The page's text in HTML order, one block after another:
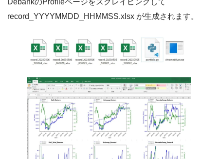
DebankのProfileページをスクレイピングして
record_YYYYMMDD_HHMMSS.xlsx が生成されます。